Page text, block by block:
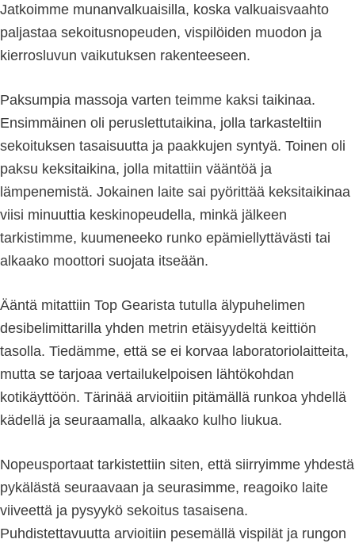
Jatkoimme munanvalkuaisilla, koska valkuaisvaahto
paljastaa sekoitusnopeuden, vispilöiden muodon ja
kierrosluvun vaikutuksen rakenteeseen.
Paksumpia massoja varten teimme kaksi taikinaa.
Ensimmäinen oli peruslettutaikina, jolla tarkasteltiin
sekoituksen tasaisuutta ja paakkujen syntyä. Toinen oli
paksu keksitaikina, jolla mitattiin vääntöä ja
lämpenemistä. Jokainen laite sai pyörittää keksitaikinaa
viisi minuuttia keskinopeudella, minkä jälkeen
tarkistimme, kuumeneeko runko epämiellyttävästi tai
alkaako moottori suojata itseään.
Ääntä mitattiin Top Gearista tutulla älypuhelimen
desibelimittarilla yhden metrin etäisyydeltä keittiön
tasolla. Tiedämme, että se ei korvaa laboratoriolaitteita,
mutta se tarjoaa vertailukelpoisen lähtökohdan
kotikäyttöön. Tärinää arvioitiin pitämällä runkoa yhdellä
kädellä ja seuraamalla, alkaako kulho liukua.
Nopeusportaat tarkistettiin siten, että siirryimme yhdestä
pykälästä seuraavaan ja seurasimme, reagoiko laite
viiveettä ja pysyykö sekoitus tasaisena.
Puhdistettavuutta arvioitiin pesemällä vispilät ja rungon